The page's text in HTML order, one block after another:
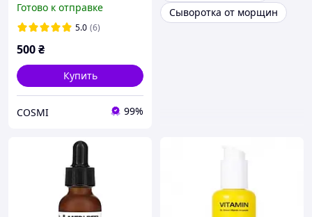
50мл
Готово к отправке
5.0 (6)
500₴
Купить
COSMI 99%
Сыворотка от морщин